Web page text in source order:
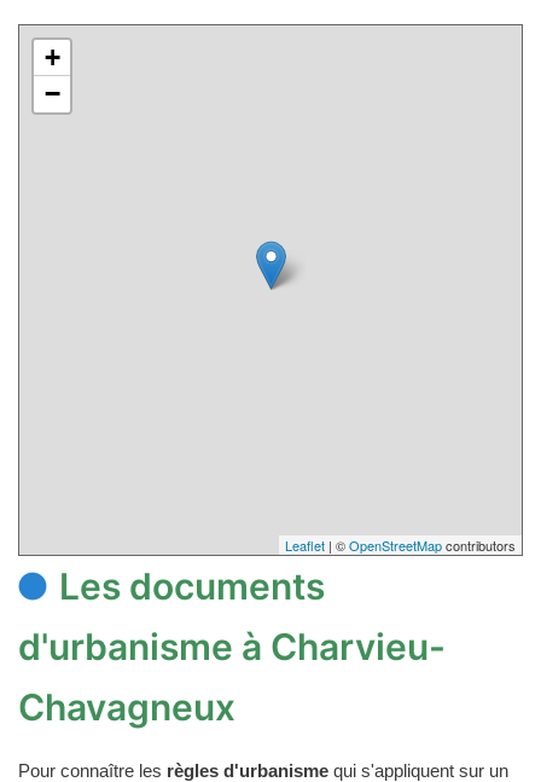
+
−
Leaflet | ©OpenStreetMapcontributors
Les documents
d'urbanisme à Charvieu-
Chavagneux
Pour connaître les règles d'urbanisme qui s'appliquent sur un